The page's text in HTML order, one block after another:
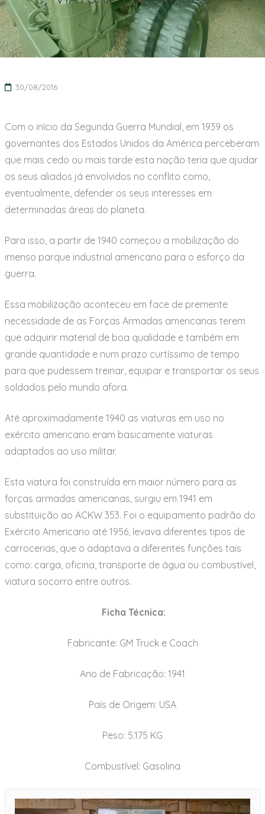
30/08/2016
Com o início da Segunda Guerra Mundial, em 1939 os
governantes dos Estados Unidos da América perceberam
que mais cedo ou mais tarde esta nação teria que ajudar
os seus aliados já envolvidos no conflito como,
eventualmente, defender os seus interesses em
determinadas áreas do planeta.
Para isso, a partir de 1940 começou a mobilização do
imenso parque industrial americano para o esforço da
guerra.
Essa mobilização aconteceu em face de premente
necessidade de as Forças Armadas americanas terem
que adquirir material de boa qualidade e também em
grande quantidade e num prazo curtíssimo de tempo
para que pudessem treinar, equipar e transportar os seus
soldados pelo mundo afora.
Até aproximadamente 1940 as viaturas em uso no
exército americano eram basicamente viaturas
adaptados ao uso militar.
Esta viatura foi construída em maior número para as
forças armadas americanas, surgiu em 1941 em
substituição ao ACKW 353. Foi o equipamento padrão do
Exército Americano até 1956, levava diferentes tipos de
carrocerias, que o adaptava a diferentes funções tais
como: carga, oficina, transporte de água ou combustível,
viatura socorro entre outros.
Ficha Técnica:
Fabricante: GM Truck e Coach
Ano de Fabricação: 1941
País de Origem: USA
Peso: 5.175 KG
Combustível: Gasolina